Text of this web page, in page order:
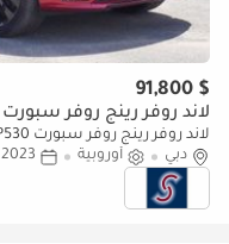
$ 91,800
لاند روفر رينج روفر سبورت DYNAMIC SE P400
لاند روفر رينج روفر سبورت DYNAMIC SE P400 FIRST EDITION P530
دبي
أوروبية 2023